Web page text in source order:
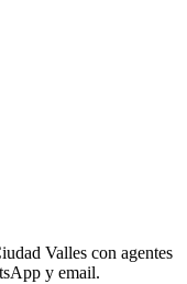
Valles con agentes
y email.